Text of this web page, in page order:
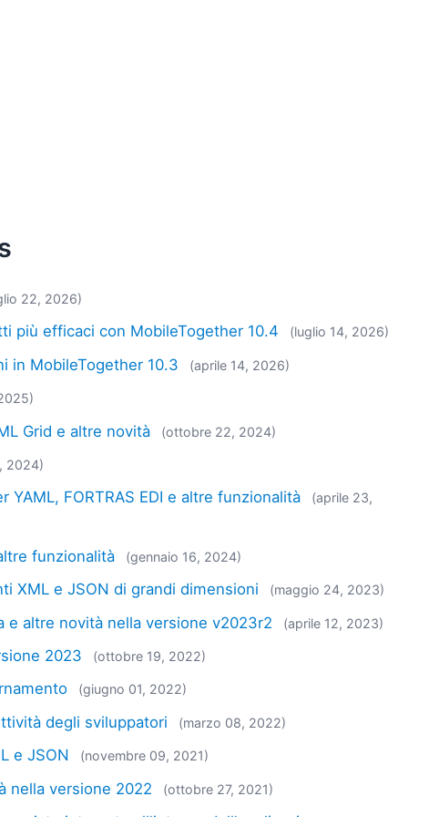
22, 2026)
più efficaci con MobileTogether 10.4 (luglio 14, 2026)
in MobileTogether 10.3 (aprile 14, 2026)
Grid e altre novità (ottobre 22, 2024)
2024)
FORTRAS EDI e altre funzionalità
(aprile 23,
funzionalità (gennaio 16, 2024)
XML e JSON di grandi dimensioni (maggio 24, 2023)
e altre novità nella versione v2023r2 (aprile 12, 2023)
2023 (ottobre 19, 2022)
(giugno 01, 2022)
degli sviluppatori (marzo 08, 2022)
e JSON (novembre 09, 2021)
nella versione 2022 (ottobre 27, 2021)